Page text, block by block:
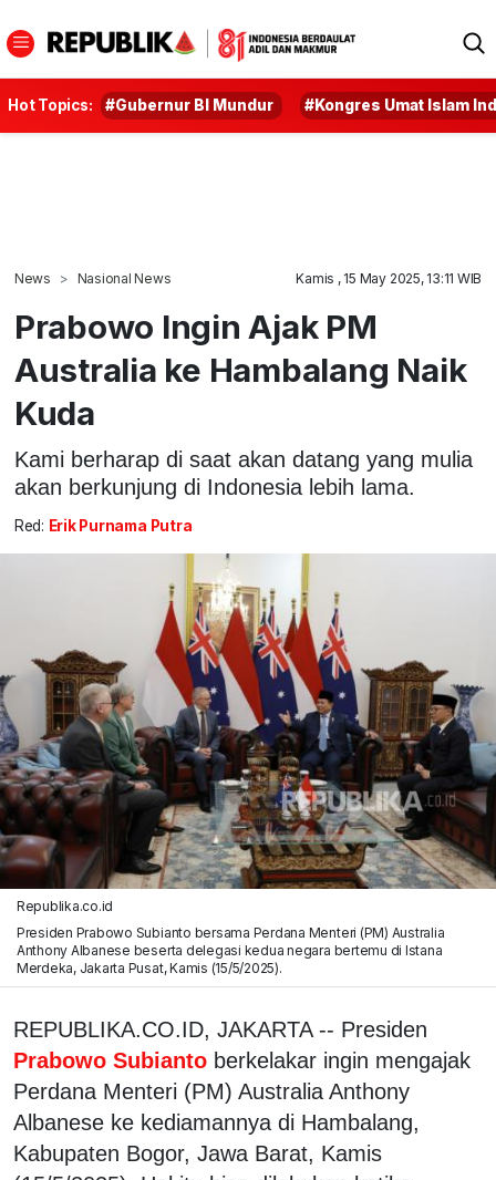
Hot Topics: #Gubernur BI Mundur #Kongres Umat Islam
News Nasional News Kamis , 15 May 2025, 13:11 WIB
Prabowo Ingin Ajak PM
Australia ke Hambalang Naik
Kuda
Kami berharap di saat akan datang yang mulia
akan berkunjung di Indonesia lebih lama.
Red: Erik Purnama Putra
Republika.co.id
Presiden Prabowo Subianto bersama Perdana Menteri (PM) Australia
Anthony Albanese beserta delegasi kedua negara bertemu di Istana
Merdeka, Jakarta Pusat, Kamis (15/5/2025).
REPUBLIKA.CO.ID, JAKARTA -- Presiden
Prabowo Subianto berkelakar ingin mengajak
Perdana Menteri (PM) Australia Anthony
Albanese ke kediamannya di Hambalang,
Kabupaten Bogor, Jawa Barat, Kamis